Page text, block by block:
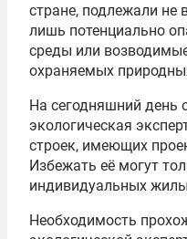
стране, подлежали не
лишь потенциально
среды или
охраняемых
На сегодняшний день
экологическая
строек, имеющих
Избежать её могут
индивидуальных
Необходимость